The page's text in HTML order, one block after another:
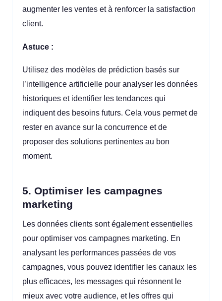
augmenter les ventes et à renforcer la satisfaction
client.
Astuce :
Utilisez des modèles de prédiction basés sur
l’intelligence artificielle pour analyser les données
historiques et identifier les tendances qui
indiquent des besoins futurs. Cela vous permet de
rester en avance sur la concurrence et de
proposer des solutions pertinentes au bon
moment.
5. Optimiser les campagnes
marketing
Les données clients sont également essentielles
pour optimiser vos campagnes marketing. En
analysant les performances passées de vos
campagnes, vous pouvez identifier les canaux les
plus efficaces, les messages qui résonnent le
mieux avec votre audience, et les offres qui